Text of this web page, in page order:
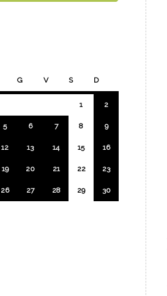
G V S D
1 2
5 6 7 8 9
12 13 14 15 16
19 20 21 22 23
26 27 28 29 30